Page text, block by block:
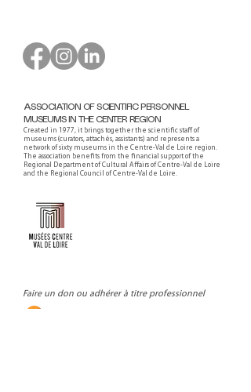
ASSOCIATION OF SCIENTIFIC PERSONNEL
MUSEUMS IN THE CENTER REGION
Created in 1977, it brings together the scientific staff of
museums (curators, attachés, assistants) and represents a
network of sixty museums in the Centre-Val de Loire region.
The association benefits from the financial support of the
Regional Department of Cultural Affairs of Centre-Val de Loire
and the Regional Council of Centre-Val de Loire.
Faire un don ou adhérer à titre professionnel